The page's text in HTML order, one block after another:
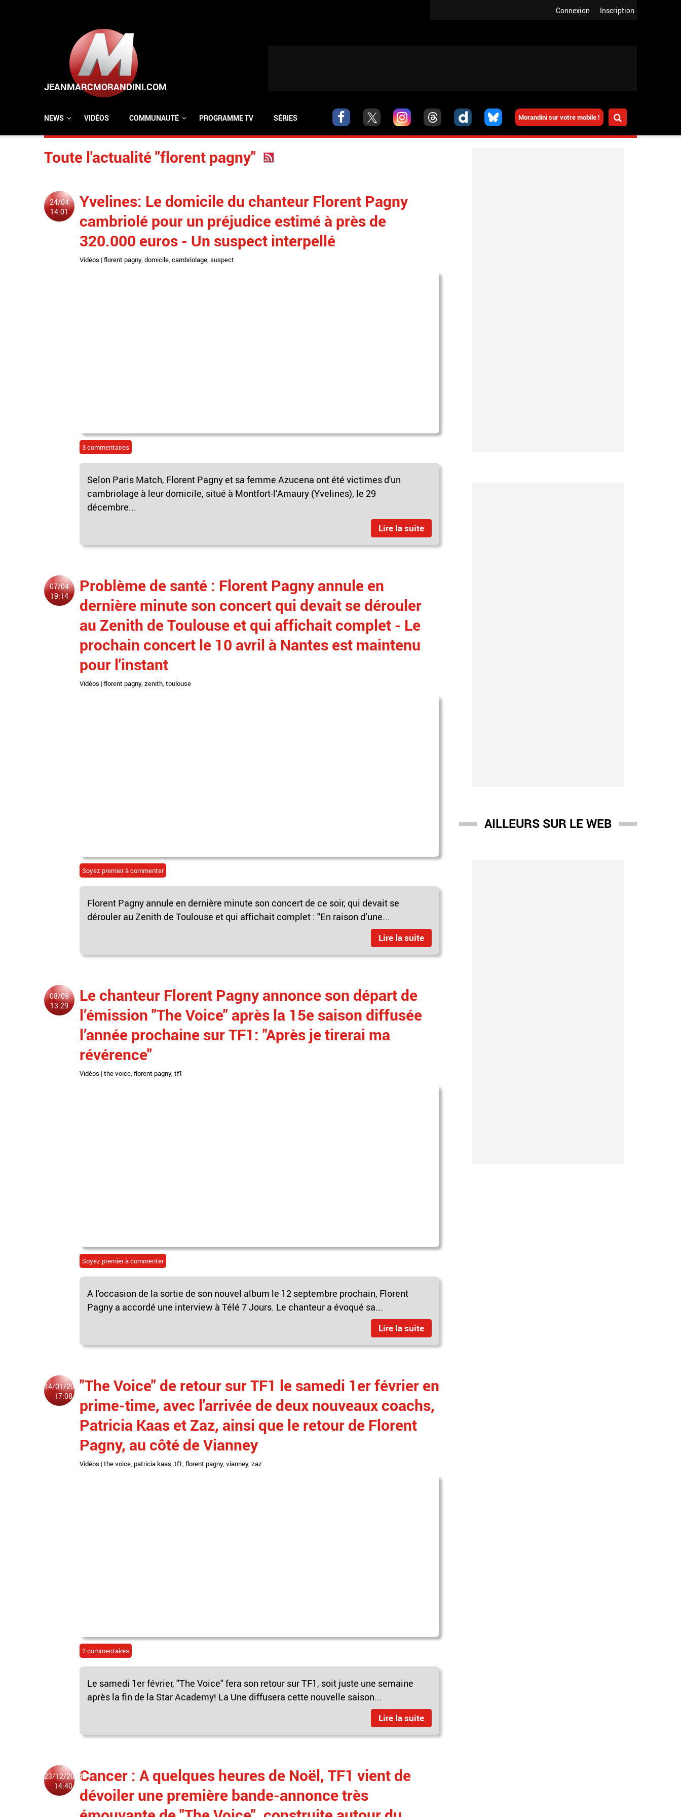
Inscription
Connexion
Morandini sur votre mobile !
NEWS VIDÉOS COMMUNAUTÉ PROGRAMME TV SÉRIES
Toute l'actualité "florent pagny"
24/04
14:01
Yvelines: Le domicile du chanteur Florent Pagny
cambriolé pour un préjudice estimé à près de
320.000 euros - Un suspect interpellé
Vidéos | florent pagny, domicile, cambriolage, suspect
3 commentaires
Selon Paris Match, Florent Pagny et sa femme Azucena ont été victimes d'un
cambriolage à leur domicile, situé à Montfort-l’Amaury (Yvelines), le 29
décembre...
Lire la suite
07/04
19:14
Problème de santé : Florent Pagny annule en
dernière minute son concert qui devait se dérouler
au Zenith de Toulouse et qui affichait complet - Le
prochain concert le 10 avril à Nantes est maintenu
pour l'instant
Vidéos | florent pagny, zenith toulouse
Soyez premier à commenter
Florent Pagny annule en dernière minute son concert de ce soir, qui devait se
dérouler au Zenith de Toulouse et qui affichait complet : "En raison d’une...
Lire la suite
08/09
13:29
Le chanteur Florent Pagny annonce son départ de
l’émission "The Voice" après la 15e saison diffusée
l’année prochaine sur TF1: "Après je tirerai ma
révérence"
Vidéos | the voice, florent pagny, tf1
Soyez premier à commenter
A l'occasion de la sortie de son nouvel album le 12 septembre prochain, Florent
Pagny a accordé une interview à Télé 7 Jours. Le chanteur a évoqué sa...
Lire la suite
14/01/2025
17:08
"The Voice" de retour sur TF1 le samedi 1er février en
prime-time, avec l'arrivée de deux nouveaux coachs,
Patricia Kaas et Zaz, ainsi que le retour de Florent
Pagny, au côté de Vianney
Vidéos | the voice patricia kaas tf1 florent pagny, vianney, zaz
2 commentaires
Le samedi 1er février, "The Voice" fera son retour sur TF1, soit juste une semaine
après la fin de la Star Academy! La Une diffusera cette nouvelle saison...
Lire la suite
23/12/2024
14:40
Cancer : A quelques heures de Noël, TF1 vient de
dévoiler une première bande-annonce très
AILLEURS SUR LE WEB